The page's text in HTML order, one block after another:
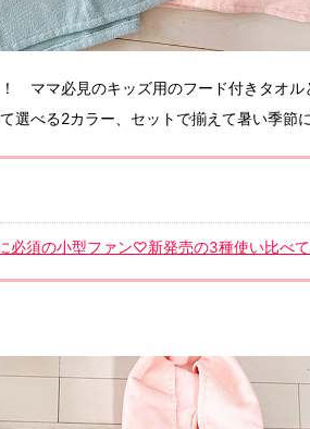
ママ必見のキッズ用のフード付きタオ
選べる2カラー、セットで揃えて暑い季節
必須の小型ファン♡新発売の3種使い比べて